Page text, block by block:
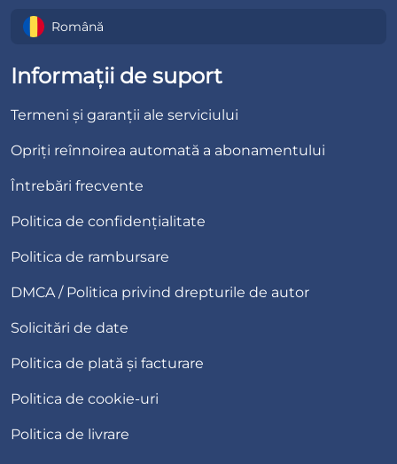
Română
Informații de suport
Termeni și garanții ale serviciului
Opriți reînnoirea automată a abonamentului
Întrebări frecvente
Politica de confidențialitate
Politica de rambursare
DMCA / Politica privind drepturile de autor
Solicitări de date
Politica de plată și facturare
Politica de cookie-uri
Politica de livrare